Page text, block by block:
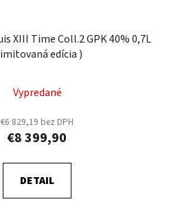
XIII Time Coll.2 GPK 40% 0,7L
edícia )
Vypredané
€6 829,19 bez DPH
€8 399,90
DETAIL